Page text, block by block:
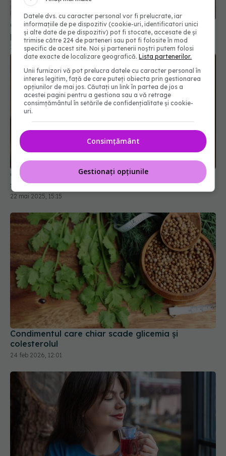
Ceaiul de ghimbir: beneficii demonstrate științific
pentru inimă, imunitate și metabolism
18 apr 2025, 11:59
Ciuperca lui Dumnezeu sau "ciuperca nemuririi":
secret pentru glicemie și imunitate
22 mai 2025, 15:15
Condimentul care chiar scade glicemia și
colesterolul
24 feb 2026, 12:01
Datele dvs. cu caracter personal vor fi prelucrate, iar
informațiile de pe dispozitiv (cookie-uri, identificatori unici
și alte date de pe dispozitiv) pot fi stocate, accesate de și
trimise către 224 de parteneri sau pot fi folosite în mod
specific de acest site. Noi și partenerii noștri putem folosi
date exacte de localizare geografică.Lista partenerilor.
Unii furnizori vă pot prelucra datele cu caracter personal în
interes legitim, față de care puteți obiecta prin gestionarea
opțiunilor de mai jos. Căutați un link în partea de jos a
acestei pagini pentru a gestiona sau a vă retrage
consimțământul în setările de confidențialitate și cookie-
uri.
Consimțământ
Gestionați opțiunile